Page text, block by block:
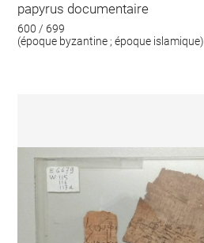
papyrus documentaire
600 / 699
(époque byzantine ; époque islamique)